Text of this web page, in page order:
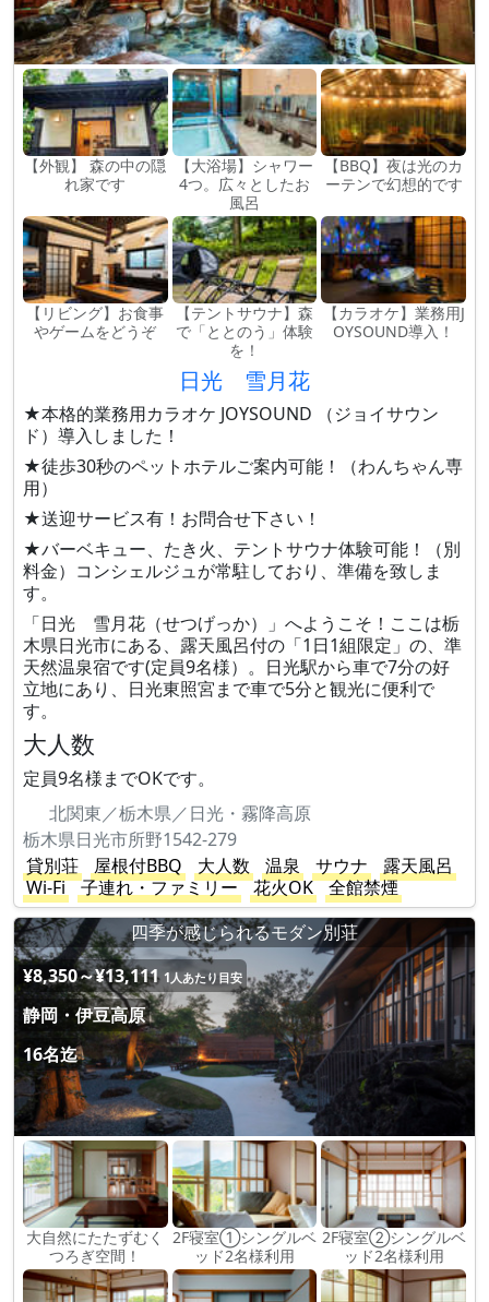
【外観】 森の中の隠
れ家です
【大浴場】シャワー
4つ。広々としたお
風呂
【BBQ】夜は光のカ
ーテンで幻想的です
【リビング】お食事
やゲームをどうぞ
【テントサウナ】森
で「ととのう」体験
を！
【カラオケ】業務用J
OYSOUND導入！
日光 雪月花
★本格的業務用カラオケ JOYSOUND （ジョイサウン
ド）導入しました！
★徒歩30秒のペットホテルご案内可能！（わんちゃん専
用）
★送迎サービス有！お問合せ下さい！
★バーベキュー、たき火、テントサウナ体験可能！（別
料金）コンシェルジュが常駐しており、準備を致しま
す。
「日光 雪月花（せつげっか）」へようこそ！ここは栃
木県日光市にある、露天風呂付の「1日1組限定」の、準
天然温泉宿です(定員9名様）。日光駅から車で7分の好
立地にあり、日光東照宮まで車で5分と観光に便利で
す。
大人数
定員9名様までOKです。
北関東／栃木県／日光・霧降高原
栃木県日光市所野1542-279
貸別荘
屋根付BBQ 大人数 温泉 サウナ
露天風呂
Wi-Fi
子連れ・ファミリー 花火OK
全館禁煙
四季が感じられるモダン別荘
¥8,350～¥13,111 1人あたり目安
静岡・伊豆高原
16名迄
大自然にたたずむく
つろぎ空間！
2F寝室①シングルベ
ッド2名様利用
2F寝室②シングルベ
ッド2名様利用